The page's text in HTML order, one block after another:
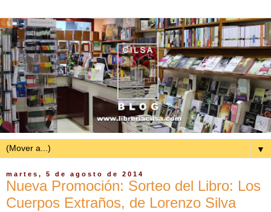
▼
martes, 5 de agosto de 2014
Nueva Promoción: Sorteo del Libro: Los
Cuerpos Extraños, de Lorenzo Silva